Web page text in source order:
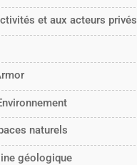
et aux acteurs privés
naturels
géologique